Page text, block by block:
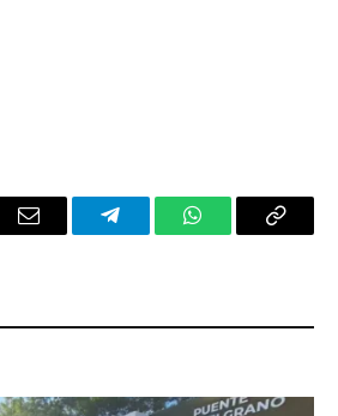
Email TelegramWhatsAppCopy